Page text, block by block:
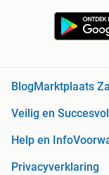
Blog Marktplaats
Veilig en Succesvol
Help en Info
Privacyverklaring